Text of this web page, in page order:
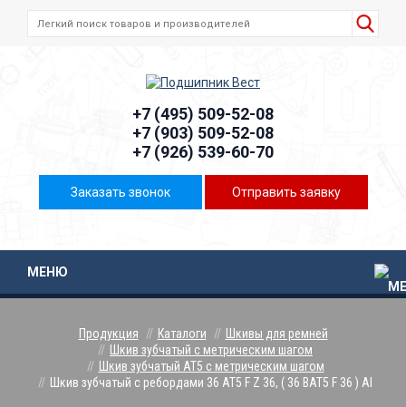
+7 (495) 509-52-08
+7 (903) 509-52-08
+7 (926) 539-60-70
Заказать звонок Отправить заявку
МЕНЮ
Продукция Каталоги
Шкивы для ремней
Шкив зубчатый с метрическим шагом
Шкив зубчатый AT5 с метрическим шагом
Шкив зубчатый с ребордами 36 AT5 F Z 36, ( 36 BAT5 F 36 ) Al